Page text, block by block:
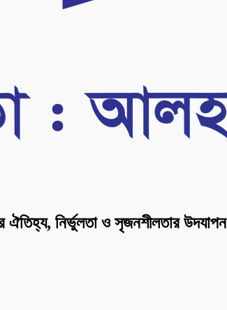
ঐতিহ্য, নির্ভুলতা ও সৃজনশীলতার উদযাপন